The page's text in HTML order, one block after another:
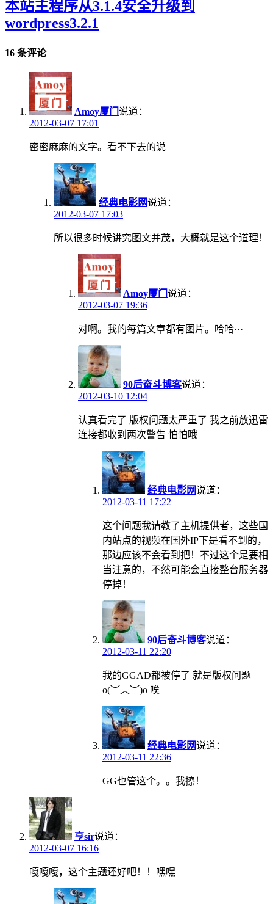
本站主程序从3.1.4安全升级到
wordpress3.2.1
16 条评论
Amoy厦门 说道：
2012-03-07 17:01
密密麻麻的文字。看不下去的说
经典电影网说道：
2012-03-07 17:03
所以很多时候讲究图文并茂，大概就是这个道理！
Amoy厦门 说道：
2012-03-07 19:36
对啊。我的每篇文章都有图片。哈哈···
90后奋斗博客说道：
2012-03-10 12:04
认真看完了 版权问题太严重了 我之前放迅雷
连接都收到两次警告 怕怕哦
经典电影网说道：
2012-03-11 17:22
这个问题我请教了主机提供者，这些国
内站点的视频在国外IP下是看不到的，
那边应该不会看到把！不过这个是要相
当注意的，不然可能会直接整台服务器
停掉！
90后奋斗博客说道：
2012-03-11 22:20
我的GGAD都被停了 就是版权问题
o(︶︿︶)o 唉
经典电影网说道：
2012-03-11 22:36
GG也管这个。。我擦！
亨sir说道：
2012-03-07 16:16
嘎嘎嘎，这个主题还好吧！！嘿嘿